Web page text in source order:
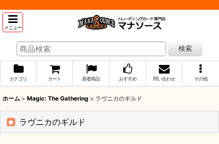
メニュー
検索
カテゴリ カート 新着商品 おすすめ 問い合わせ その他
ホーム > Magic: The Gathering > ラヴニカのギルド
ラヴニカのギルド